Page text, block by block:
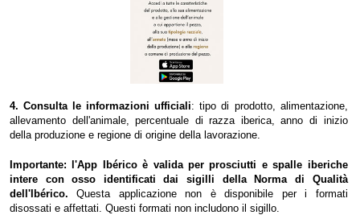
4. Consulta le informazioni ufficiali: tipo di prodotto, alimentazione,
allevamento dell'animale, percentuale di razza iberica, anno di inizio
della produzione e regione di origine della lavorazione.
Importante: l'App Ibérico è valida per prosciutti e spalle iberiche
intere con osso identificati dai sigilli della Norma di Qualità
dell'Ibérico. Questa applicazione non è disponibile per i formati
disossati e affettati. Questi formati non includono il sigillo.